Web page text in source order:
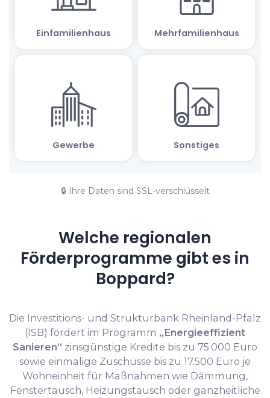
🔒 Ihre Daten sind SSL-verschlüsselt
Welche regionalen
Förderprogramme gibt es in
Boppard?
Die Investitions- und Strukturbank Rheinland-Pfalz
(ISB) fördert im Programm „Energieeffizient
Sanieren“ zinsgünstige Kredite bis zu 75.000 Euro
sowie einmalige Zuschüsse bis zu 17.500 Euro je
Wohneinheit für Maßnahmen wie Dämmung,
Fenstertausch, Heizungstausch oder ganzheitliche